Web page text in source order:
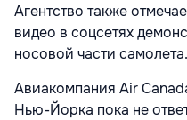
Агентство также
видео в соцсетях
носовой части самолета.
Авиакомпания Air
Нью-Йорка пока не